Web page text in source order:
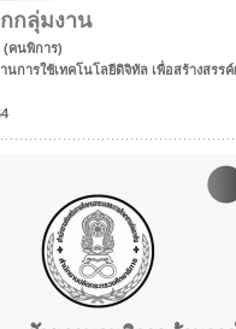
กลุ่มงาน
(คนพิการ)
การใช้เทคโนโลยีดิจิทัล เพื่อสร้างสร